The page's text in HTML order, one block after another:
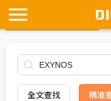
全文查找 精准